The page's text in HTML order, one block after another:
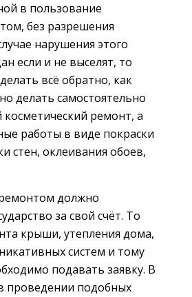
в пользование
без разрешения
нарушения этого
если и не выселят, то
всё обратно, как
делать самостоятельно
ремонт, а
работы в виде покраски
стен, оклеивания обоев,
должно
за свой счёт. То
крыши, утепления дома,
систем и тому
подавать заявку. В
проведении подобных